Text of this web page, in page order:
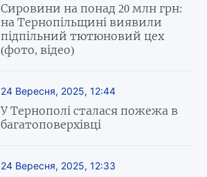
Сировини на понад 20 млн грн:
на Тернопільщині виявили
підпільний тютюновий цех
(фото, відео)
24 Вересня, 2025, 12:44
У Тернополі сталася пожежа в
багатоповерхівці
24 Вересня, 2025, 12:33